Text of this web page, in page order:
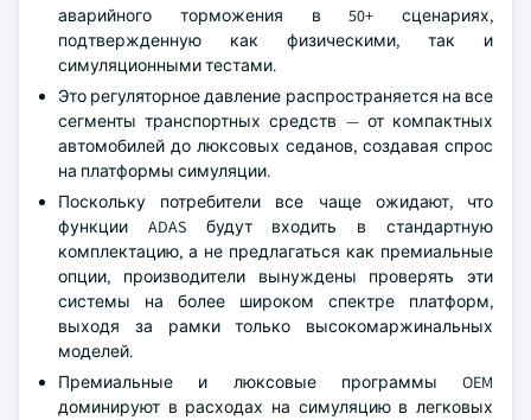
аварийного торможения в 50+ сценариях,
подтвержденную как физическими, так и
симуляционными тестами.
Это регуляторное давление распространяется на все
сегменты транспортных средств — от компактных
автомобилей до люксовых седанов, создавая спрос
на платформы симуляции.
Поскольку потребители все чаще ожидают, что
функции ADAS будут входить в стандартную
комплектацию, а не предлагаться как премиальные
опции, производители вынуждены проверять эти
системы на более широком спектре платформ,
выходя за рамки только высокомаржинальных
моделей.
Премиальные и люксовые программы OEM
доминируют в расходах на симуляцию в легковых